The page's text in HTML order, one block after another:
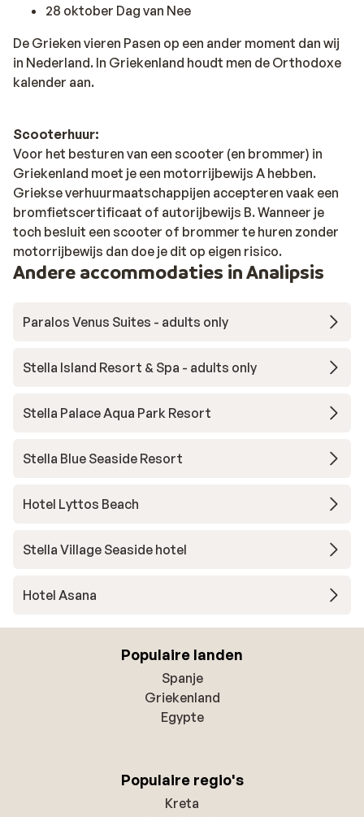
28 oktober Dag van Nee
De Grieken vieren Pasen op een ander moment dan wij
in Nederland. In Griekenland houdt men de Orthodoxe
kalender aan.
Scooterhuur:
Voor het besturen van een scooter (en brommer) in
Griekenland moet je een motorrijbewijs A hebben.
Griekse verhuurmaatschappijen accepteren vaak een
bromfietscertificaat of autorijbewijs B. Wanneer je
toch besluit een scooter of brommer te huren zonder
motorrijbewijs dan doe je dit op eigen risico.
Andere accommodaties in Analipsis
Paralos Venus Suites - adults only
Stella Island Resort & Spa - adults only
Stella Palace Aqua Park Resort
Stella Blue Seaside Resort
Hotel Lyttos Beach
Stella Village Seaside hotel
Hotel Asana
Populaire landen
Spanje
Griekenland
Egypte
Populaire regio's
Kreta